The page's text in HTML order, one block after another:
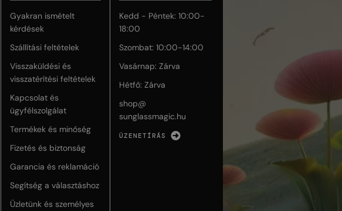
Gyakran ismételt
kérdések
Szállítási feltételek
Visszaküldési és
visszatérítési feltételek
Kapcsolat és
ügyfélszolgálat
Termékek és minőség
Fizetés és biztonság
Garancia és reklamáció
Segítség a választáshoz
Üzletünk és személyes
Kedd - Péntek: 10:00-
18:00
Szombat: 10:00-14:00
Vasárnap: Zárva
Hétfő: Zárva
shop@
sunglassmagic.hu
ÜZENETÍRÁS